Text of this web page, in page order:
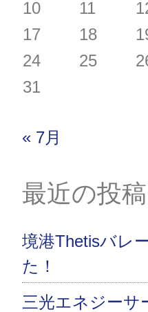
10
11
17
18
24
25
31
« 7月
最近の投稿
境港Thetisバレ
た！
三光エネジーサ